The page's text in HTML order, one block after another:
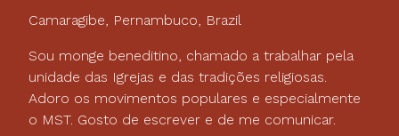
Camaragibe, Pernambuco, Brazil
Sou monge beneditino, chamado a trabalhar pela
unidade das Igrejas e das tradições religiosas.
Adoro os movimentos populares e especialmente
o MST. Gosto de escrever e de me comunicar.